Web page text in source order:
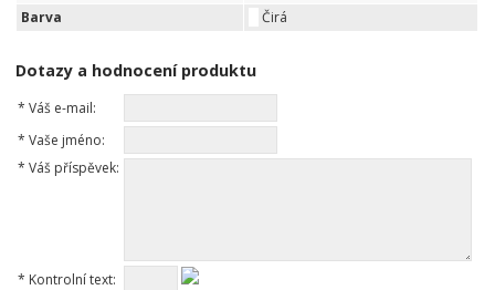
Barva
Čirá
Dotazy a hodnocení produktu
* Váš e-mail:
* Vaše jméno:
* Váš příspěvek:
* Kontrolní text: